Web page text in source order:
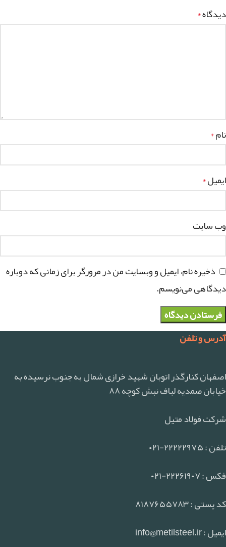
دیدگاه*
نام*
ایمیل*
وب‌ سایت
ذخیره نام، ایمیل و وبسایت من در مرورگر برای زمانی که دوباره
دیدگاهی می‌نویسم.
آدرس و تلفن
اصفهان کنارگذر اتوبان شهید خرازی شمال به جنوب نرسیده به
خیابان صمدیه لباف نبش کوچه ۸۸
شرکت فولاد متیل
تلفن : ۲۲۲۲۲۹۷۵-۰۲۱
فکس : ۲۲۲۶۱۹۰۷-۰۲۱
کد پستی : ۸۱۸۷۶۵۵۷۸۳
ایمیل : info@metilsteel.ir